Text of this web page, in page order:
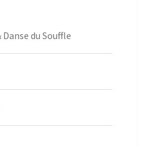
du Souffle